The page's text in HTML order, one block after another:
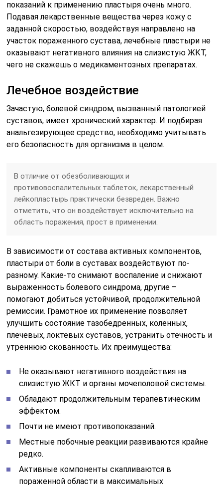
показаний к применению пластыря очень много.
Подавая лекарственные вещества через кожу с
заданной скоростью, воздействуя направлено на
участок пораженного сустава, лечебные пластыри не
оказывают негативного влияния на слизистую ЖКТ,
чего не скажешь о медикаментозных препаратах.
Лечебное воздействие
Зачастую, болевой синдром, вызванный патологией
суставов, имеет хронический характер. И подбирая
анальгезирующее средство, необходимо учитывать
его безопасность для организма в целом.
В отличие от обезболивающих и
противовоспалительных таблеток, лекарственный
лейкопластырь практически безвреден. Важно
отметить, что он воздействует исключительно на
область поражения, прост в применении.
В зависимости от состава активных компонентов,
пластыри от боли в суставах воздействуют по-
разному. Какие-то снимают воспаление и снижают
выраженность болевого синдрома, другие –
помогают добиться устойчивой, продолжительной
ремиссии. Грамотное их применение позволяет
улучшить состояние тазобедренных, коленных,
плечевых, локтевых суставов, устранить отечность и
утреннюю скованность. Их преимущества:
Не оказывают негативного воздействия на
слизистую ЖКТ и органы мочеполовой системы.
Обладают продолжительным терапевтическим
эффектом.
Почти не имеют противопоказаний.
Местные побочные реакции развиваются крайне
редко.
Активные компоненты скапливаются в
пораженной области в максимальных